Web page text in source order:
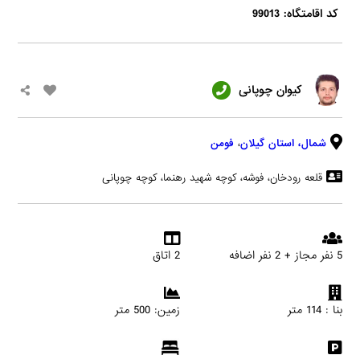
کد اقامتگاه: 99013
کیوان چوپانی
شمال، استان گیلان، فومن
قلعه رودخان، فوشه، کوچه شهید رهنما، کوچه چوپانی
5 نفر مجاز + 2 نفر اضافه 2 اتاق
بنا : 114 متر زمین: 500 متر